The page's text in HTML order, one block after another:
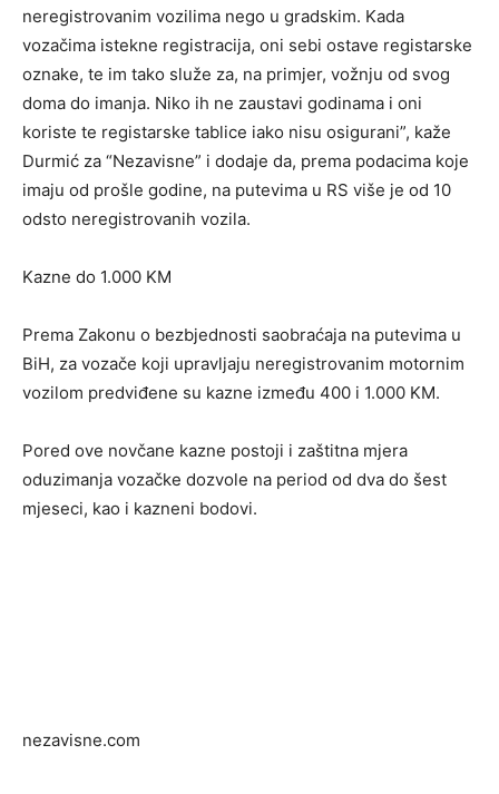
neregistrovanim vozilima nego u gradskim. Kada
vozačima istekne registracija, oni sebi ostave registarske
oznake, te im tako služe za, na primjer, vožnju od svog
doma do imanja. Niko ih ne zaustavi godinama i oni
koriste te registarske tablice iako nisu osigurani”, kaže
Durmić za “Nezavisne” i dodaje da, prema podacima koje
imaju od prošle godine, na putevima u RS više je od 10
odsto neregistrovanih vozila.
Kazne do 1.000 KM
Prema Zakonu o bezbjednosti saobraćaja na putevima u
BiH, za vozače koji upravljaju neregistrovanim motornim
vozilom predviđene su kazne između 400 i 1.000 KM.
Pored ove novčane kazne postoji i zaštitna mjera
oduzimanja vozačke dozvole na period od dva do šest
mjeseci, kao i kazneni bodovi.
nezavisne.com